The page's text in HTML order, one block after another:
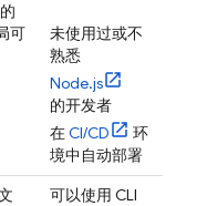
可
未使用过或不
熟悉
Node.js
的开发者
在CI/CD
环
境中自动部署
可以使用 CLI